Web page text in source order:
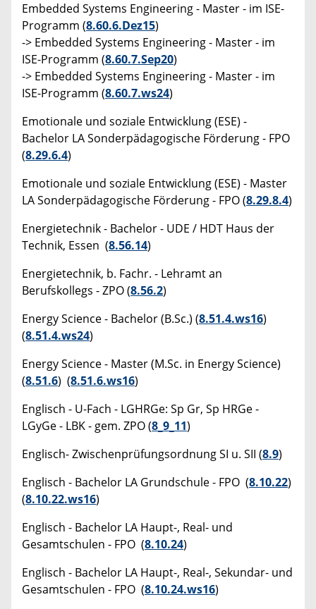
Embedded Systems Engineering - Master - im ISE-
Programm (8.60.6.Dez15)
-> Embedded Systems Engineering - Master - im
ISE-Programm (8.60.7.Sep20)
-> Embedded Systems Engineering - Master - im
ISE-Programm (8.60.7.ws24)
Emotionale und soziale Entwicklung (ESE) -
Bachelor LA Sonderpädagogische Förderung - FPO
(8.29.6.4)
Emotionale und soziale Entwicklung (ESE) - Master
LA Sonderpädagogische Förderung - FPO (8.29.8.4)
Energietechnik - Bachelor - UDE / HDT Haus der
Technik, Essen (8.56.14)
Energietechnik, b. Fachr. - Lehramt an
Berufskollegs - ZPO (8.56.2)
Energy Science - Bachelor (B.Sc.) (8.51.4.ws16)
(8.51.4.ws24)
Energy Science - Master (M.Sc. in Energy Science)
(8.51.6) (8.51.6.ws16)
Englisch - U-Fach - LGHRGe: Sp Gr, Sp HRGe -
LGyGe - LBK - gem. ZPO (8_9_11)
Englisch- Zwischenprüfungsordnung SI u. SII (8.9)
Englisch - Bachelor LA Grundschule - FPO (8.10.22)
(8.10.22.ws16)
Englisch - Bachelor LA Haupt-, Real- und
Gesamtschulen - FPO (8.10.24)
Englisch - Bachelor LA Haupt-, Real-, Sekundar- und
Gesamtschulen - FPO (8.10.24.ws16)